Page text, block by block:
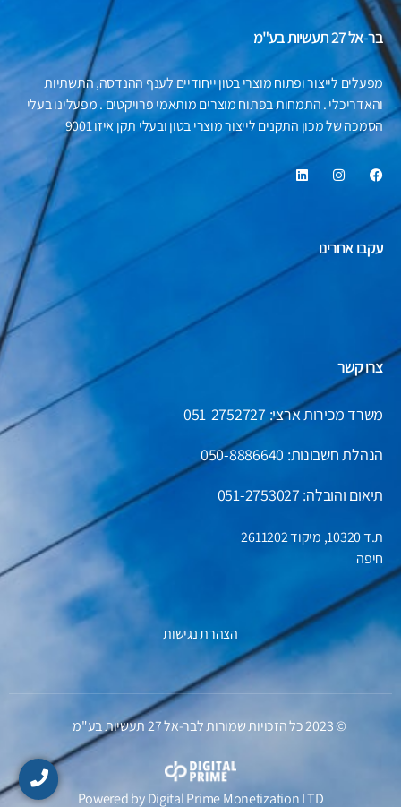
בר-אל 27 תעשיות בע"מ
מפעלים לייצור ופתוח מוצרי בטון ייחודיים לענף ההנדסה, התשתיות
והאדריכלי . התמחות בפתוח מוצרים מותאמי פרויקטים . מפעלינו בעלי
הסמכה של מכון התקנים לייצור מוצרי בטון ובעלי תקן איזו 9001
עקבו אחרינו
צרו קשר
משרד מכירות ארצי: 051-2752727
הנהלת חשבונות: 050-8886640
תיאום והובלה: 051-2753027
ת.ד 10320, מיקוד 2611202
חיפה
הצהרת נגישות
© 2023 כל הזכויות שמורות לבר-אל 27 תעשיות בע"מ
Powered byDigital PrimeMonetization LTD